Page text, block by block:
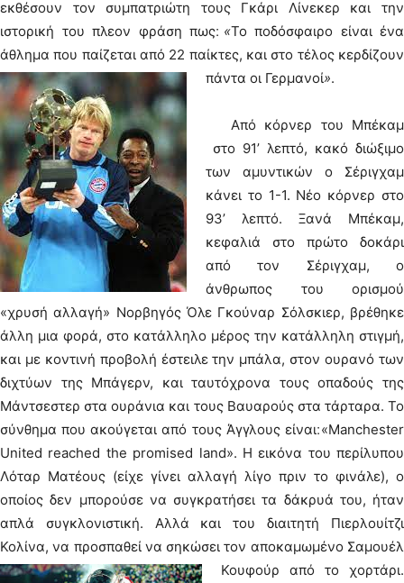
εκθέσουν τον συμπατριώτη τους Γκάρι Λίνεκερ και την
ιστορική του πλεον φράση πως׃ «Το ποδόσφαιρο είναι ένα
άθλημα που παίζεται από 22 παίκτες, και στο τέλος κερδίζουν
πάντα οι Γερμανοί».
Από κόρνερ του Μπέκαμ
στο 91’ λεπτό, κακό διώξιμο
των αμυντικών ο Σέριγχαμ
κάνει το 1-1. Νέο κόρνερ στο
93’ λεπτό. Ξανά Μπέκαμ,
κεφαλιά στο πρώτο δοκάρι
από τον Σέριγχαμ, ο
άνθρωπος του ορισμού
«χρυσή αλλαγή» Νορβηγός Όλε Γκούναρ Σόλσκιερ, βρέθηκε
άλλη μια φορά, στο κατάλληλο μέρος την κατάλληλη στιγμή,
και με κοντινή προβολή έστειλε την μπάλα, στον ουρανό των
διχτύων της Μπάγερν, και ταυτόχρονα τους οπαδούς της
Μάντσεστερ στα ουράνια και τους Βαυαρούς στα τάρταρα. Το
σύνθημα που ακούγεται από τους Άγγλους είναι׃ «Manchester
United reached the promised land». Η εικόνα του περίλυπου
Λόταρ Ματέους (είχε γίνει αλλαγή λίγο πριν το φινάλε), ο
οποίος δεν μπορούσε να συγκρατήσει τα δάκρυά του, ήταν
απλά συγκλονιστική. Αλλά και του διαιτητή Πιερλουίτζι
Κολίνα, να προσπαθεί να σηκώσει τον αποκαμωμένο Σαμουέλ
Κουφούρ από το χορτάρι.